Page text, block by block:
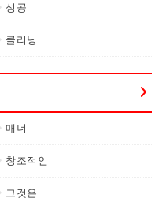
성공
클리닝
매너
창조적인
그것은